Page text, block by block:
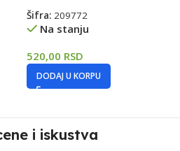
Šifra: 209772
Na stanju
520,00 RSD
DODAJ U KORPU
i iskustva